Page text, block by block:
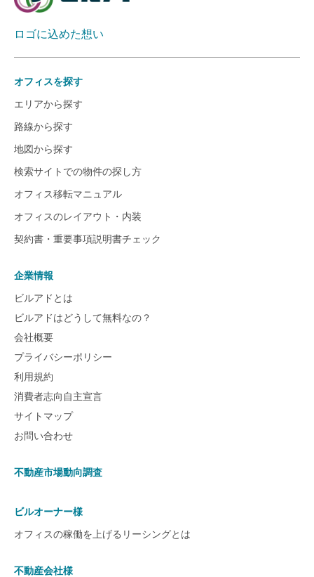
ロゴに込めた想い
オフィスを探す
エリアから探す
路線から探す
地図から探す
検索サイトでの物件の探し方
オフィス移転マニュアル
オフィスのレイアウト・内装
契約書・重要事項説明書チェック
企業情報
ビルアドとは
ビルアドはどうして無料なの？
会社概要
プライバシーポリシー
利用規約
消費者志向自主宣言
サイトマップ
お問い合わせ
不動産市場動向調査
ビルオーナー様
オフィスの稼働を上げるリーシングとは
不動産会社様